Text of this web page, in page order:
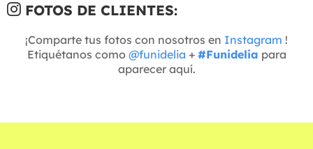
FOTOS DE CLIENTES:
¡Comparte tus fotos con nosotros en Instagram !
Etiquétanos como @funidelia + #Funidelia para
aparecer aquí.